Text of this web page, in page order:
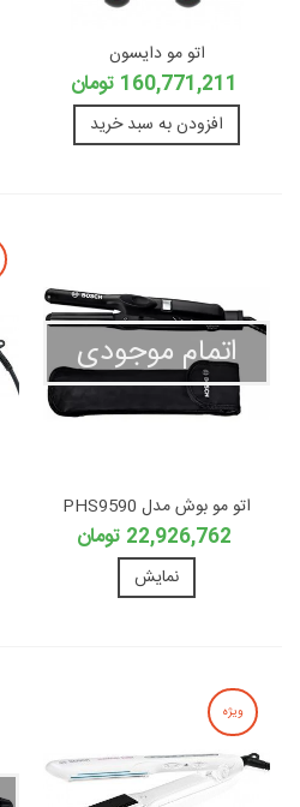
اتو مو دایسون
160,771,211 تومان
افزودن به سبد خرید
اتمام موجودی
اتو مو بوش مدل PHS9590
22,926,762 تومان
نمایش
ویژه